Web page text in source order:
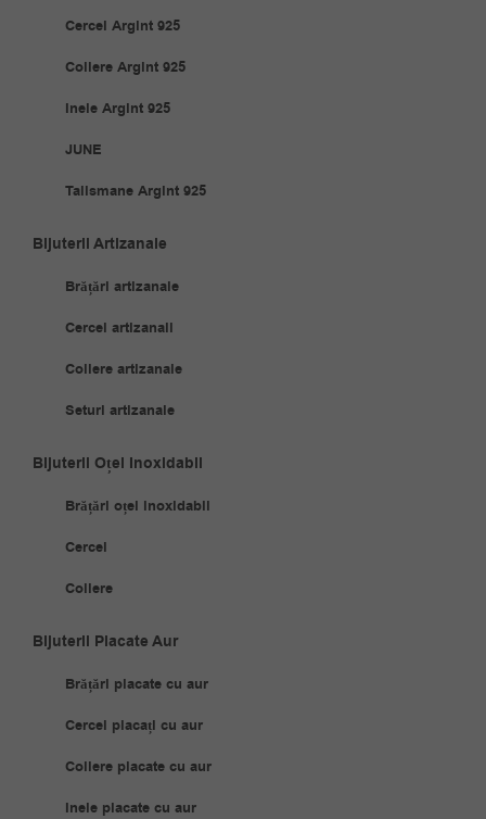
Cercei Argint 925
Coliere Argint 925
Inele Argint 925
JUNE
Talismane Argint 925
Bijuterii Artizanale
Brățări artizanale
Cercei artizanali
Coliere artizanale
Seturi artizanale
Bijuterii Oțel Inoxidabil
Brățări oțel inoxidabil
Cercei
Coliere
Bijuterii Placate Aur
Brățări placate cu aur
Cercei placați cu aur
Coliere placate cu aur
Inele placate cu aur